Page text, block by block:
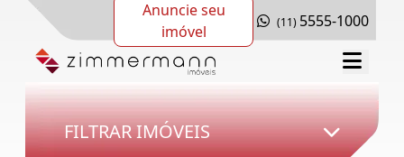
Anuncie seu
imóvel
(11) 5555-1000
FILTRAR IMÓVEIS